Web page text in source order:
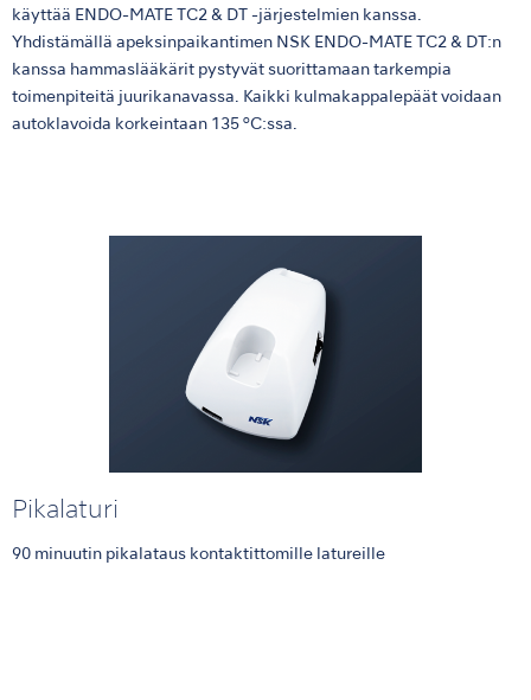
käyttää ENDO-MATE TC2 & DT -järjestelmien kanssa.
Yhdistämällä apeksinpaikantimen NSK ENDO-MATE TC2 & DT:n
kanssa hammaslääkärit pystyvät suorittamaan tarkempia
toimenpiteitä juurikanavassa. Kaikki kulmakappalepäät voidaan
autoklavoida korkeintaan 135 ºC:ssa.
Pikalaturi
90 minuutin pikalataus kontaktittomille latureille